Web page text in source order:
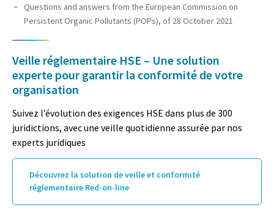
Questions and answers from the European Commission on
Persistent Organic Pollutants (POPs), of 28 October 2021
Veille réglementaire HSE – Une solution
experte pour garantir la conformité de votre
organisation
Suivez l’évolution des exigences HSE dans plus de 300
juridictions, avec une veille quotidienne assurée par nos
experts juridiques
Découvrez la solution de veille et conformité
réglementaire Red-on-line